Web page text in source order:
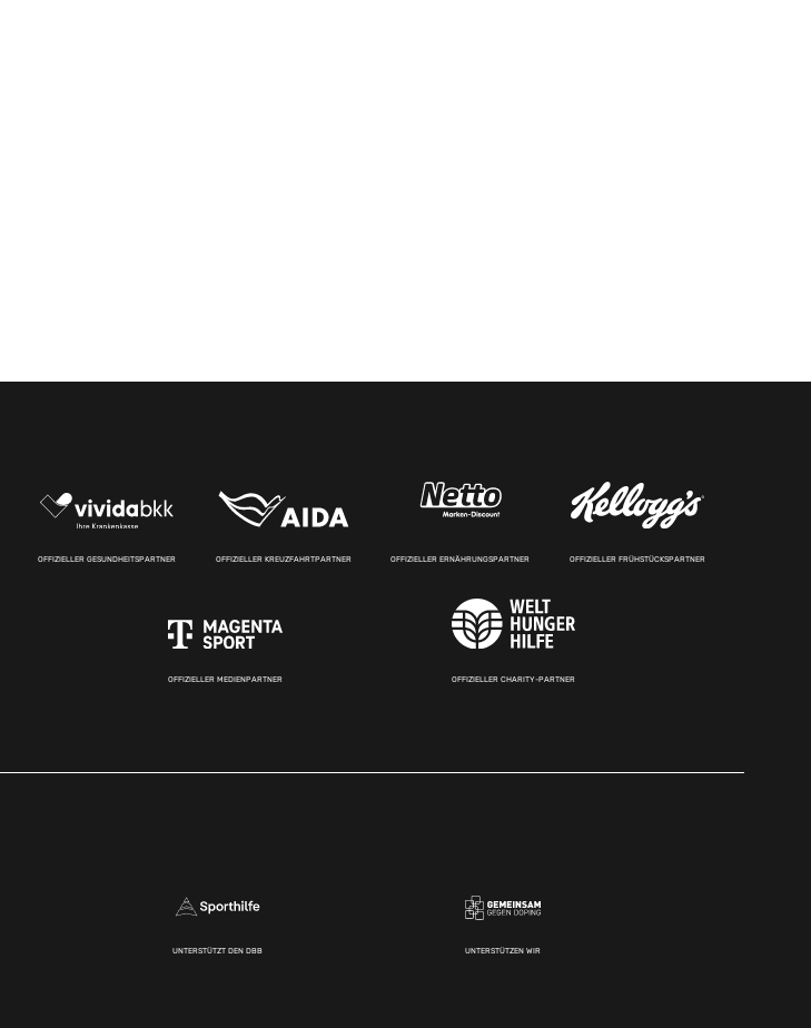
OFFIZIELLER GESUNDHEITSPARTNER OFFIZIELLER KREUZFAHRTPARTNER OFFIZIELLER ERNÄHRUNGSPARTNER OFFIZIELLER FRÜHSTÜCKSPARTNER
OFFIZIELLER MEDIENPARTNER OFFIZIELLER CHARITY-PARTNER
UNTERSTÜTZT DEN DBB UNTERSTÜTZEN WIR